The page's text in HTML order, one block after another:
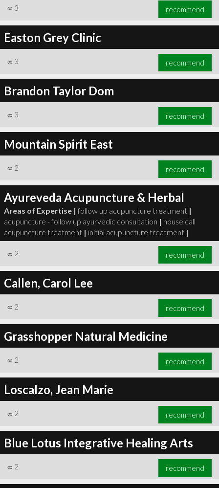
∞ 3 recommend
Easton Grey Clinic
∞ 3 recommend
Brandon Taylor Dom
∞ 3 recommend
Mountain Spirit East
∞ 2 recommend
Ayureveda Acupuncture & Herbal
Areas of Expertise | follow up acupuncture treatment |
acupuncture - follow up ayurvedic consultation | house call
acupuncture treatment | initial acupuncture treatment |
∞ 2 recommend
Callen, Carol Lee
∞ 2 recommend
Grasshopper Natural Medicine
∞ 2 recommend
Loscalzo, Jean Marie
∞ 2 recommend
Blue Lotus Integrative Healing Arts
∞ 2 recommend